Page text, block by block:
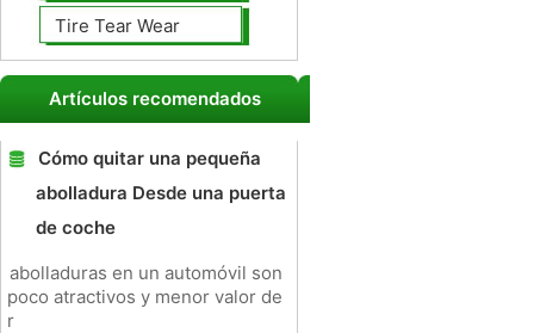
Tire Tear Wear
Artículos recomendados
Cómo quitar una pequeña
abolladura Desde una puerta
de coche
abolladuras en un automóvil son
poco atractivos y menor valor de
r